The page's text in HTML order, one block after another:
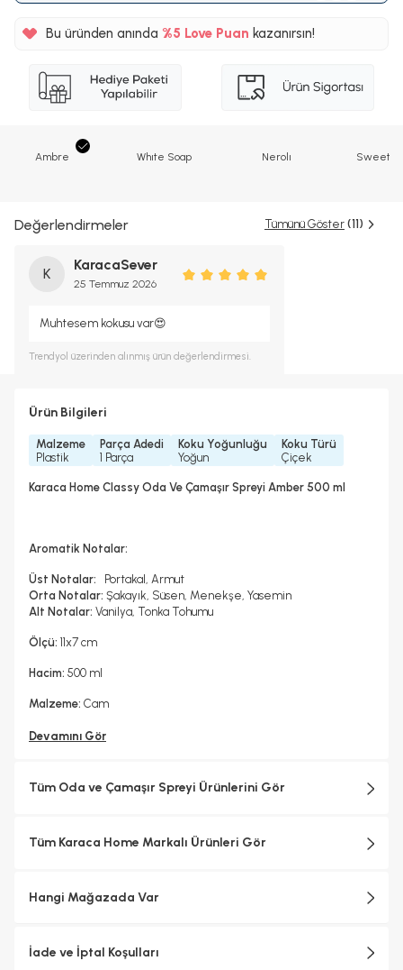
Bu üründen anında %5 Love Puan kazanırsın!
Ambre Whıte Soap Nerolı Sweet
Değerlendirmeler Tümünü Göster (11)
K
KaracaSever
25 Temmuz 2026
Muhtesem kokusu var😍
Trendyol üzerinden alınmış ürün değerlendirmesi.
Ürün Bilgileri
Malzeme
Plastik
Parça Adedi
1 Parça
Koku Yoğunluğu
Yoğun
Koku Türü
Çiçek
Karaca Home Classy Oda Ve Çamaşır Spreyi Amber 500 ml
Aromatik Notalar:
Üst Notalar:
Portakal, Armut
Orta Notalar: Şakayık, Süsen, Menekşe, Yasemin
Alt Notalar: Vanilya, Tonka Tohumu
Ölçü: 11x7 cm
Hacim: 500 ml
Malzeme: Cam
Devamını Gör
Tüm Oda ve Çamaşır Spreyi Ürünlerini Gör
Tüm Karaca Home Markalı Ürünleri Gör
Hangi Mağazada Var
İade ve İptal Koşulları